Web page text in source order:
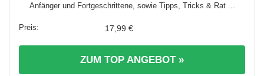
Anfänger und Fortgeschrittene, sowie Tipps, Tricks & Rat ...
17,99 €
ZUM TOP ANGEBOT »